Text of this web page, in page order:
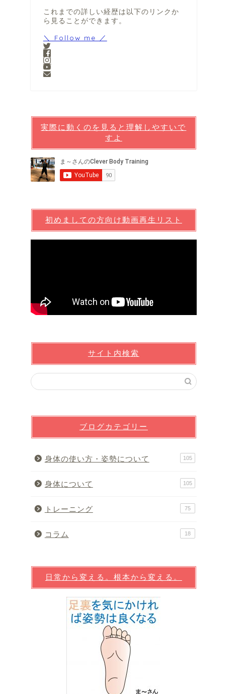
これまでの詳しい経歴は以下のリンクか
ら見ることができます。
＼ Follow me ／
実際に動くのを見ると理解しやすいで
すよ
初めましての方向け動画再生リスト
サイト内検索
ブログカテゴリー
身体の使い方・姿勢について 105
身体について 105
トレーニング 75
コラム 18
日常から変える。根本から変える。